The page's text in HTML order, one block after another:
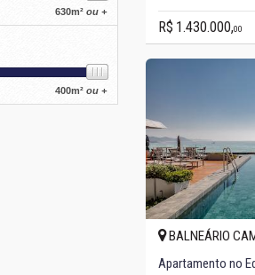
630m² ou +
400m² ou +
R$ 1.430.000,00
BALNEÁRIO